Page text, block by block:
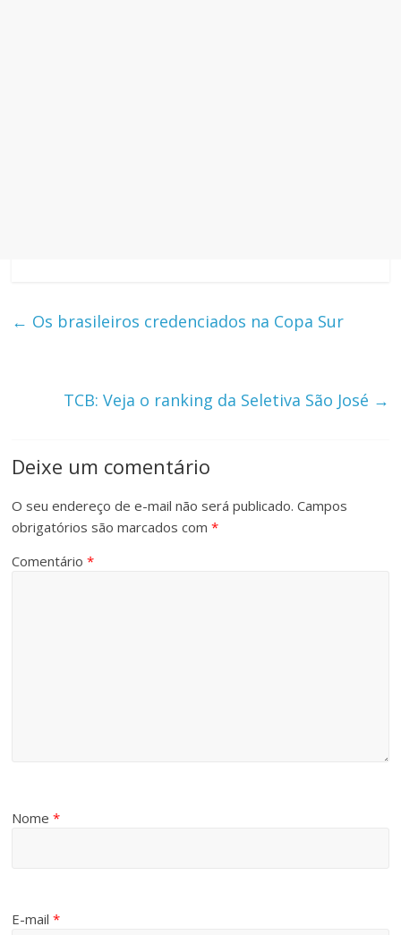
← Os brasileiros credenciados na Copa Sur
TCB: Veja o ranking da Seletiva São José →
Deixe um comentário
O seu endereço de e-mail não será publicado. Campos
obrigatórios são marcados com*
Comentário*
Nome*
E-mail*